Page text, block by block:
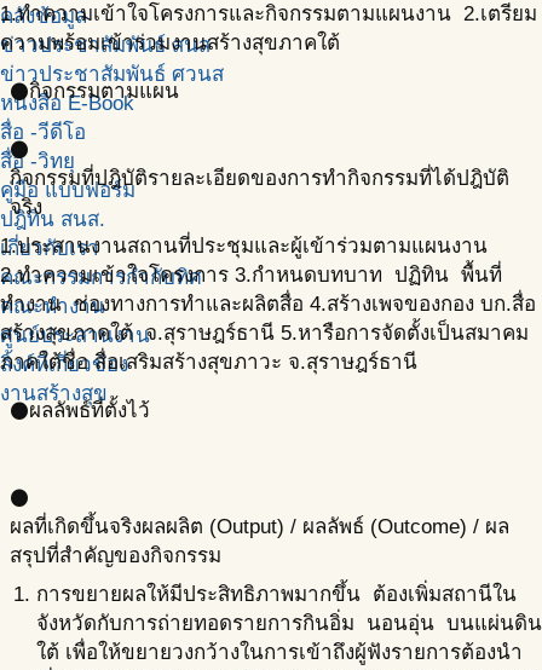
คลังข้อมูล
ข่าวประชาสัมพันธ์ สนส
ข่าวประชาสัมพันธ์ ศวนส
หนังสือ E-Book
สื่อ -วีดีโอ
สื่อ -วิทยุ
คู่มือ แบบฟอร์ม
ปฎิทิน สนส.
เกี่ยวกับเรา
คณะกรรมการกำกับทิศ
คณะทำงาน
ศูนย์ประสานงาน
ลิ้งค์ที่เกี่ยวข้อง
งานสร้างสุข
1.ทำความเข้าใจโครงการและกิจกรรมตามแผนงาน 2.เตรียม
ความพร้อมเข้าร่วมงานสร้างสุขภาคใต้
circleกิจกรรมตามแผน
circle
กิจกรรมที่ปฎิบัติรายละเอียดของการทำกิจกรรมที่ได้ปฎิบัติ
จริง
1.ประสานงานสถานที่ประชุมและผู้เข้าร่วมตามแผนงาน
2.ทำความเข้าใจโครงการ 3.กำหนดบทบาท ปฏิทิน พื้นที่
ทำงาน ช่องทางการทำและผลิตสื่อ 4.สร้างเพจของกอง บก.สื่อ
สร้างสุขภาคใต้ จ.สุราษฎร์ธานี 5.หารือการจัดตั้งเป็นสมาคม
ภาคใต้ชื่อ สื่อเสริมสร้างสุขภาวะ จ.สุราษฎร์ธานี
circleผลลัพธ์ที่ตั้งไว้
circle
ผลที่เกิดขึ้นจริงผลผลิต (Output) / ผลลัพธ์ (Outcome) / ผล
สรุปที่สำคัญของกิจกรรม
การขยายผลให้มีประสิทธิภาพมากขึ้น ต้องเพิ่มสถานีใน
จังหวัดกับการถ่ายทอดรายการกินอิ่ม นอนอุ่น บนแผ่นดิน
ใต้ เพื่อให้ขยายวงกว้างในการเข้าถึงผู้ฟังรายการต้องนำ